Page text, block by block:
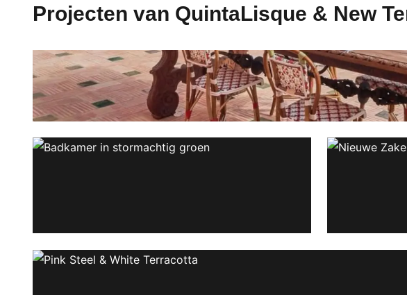
Projecten van QuintaLisque & New